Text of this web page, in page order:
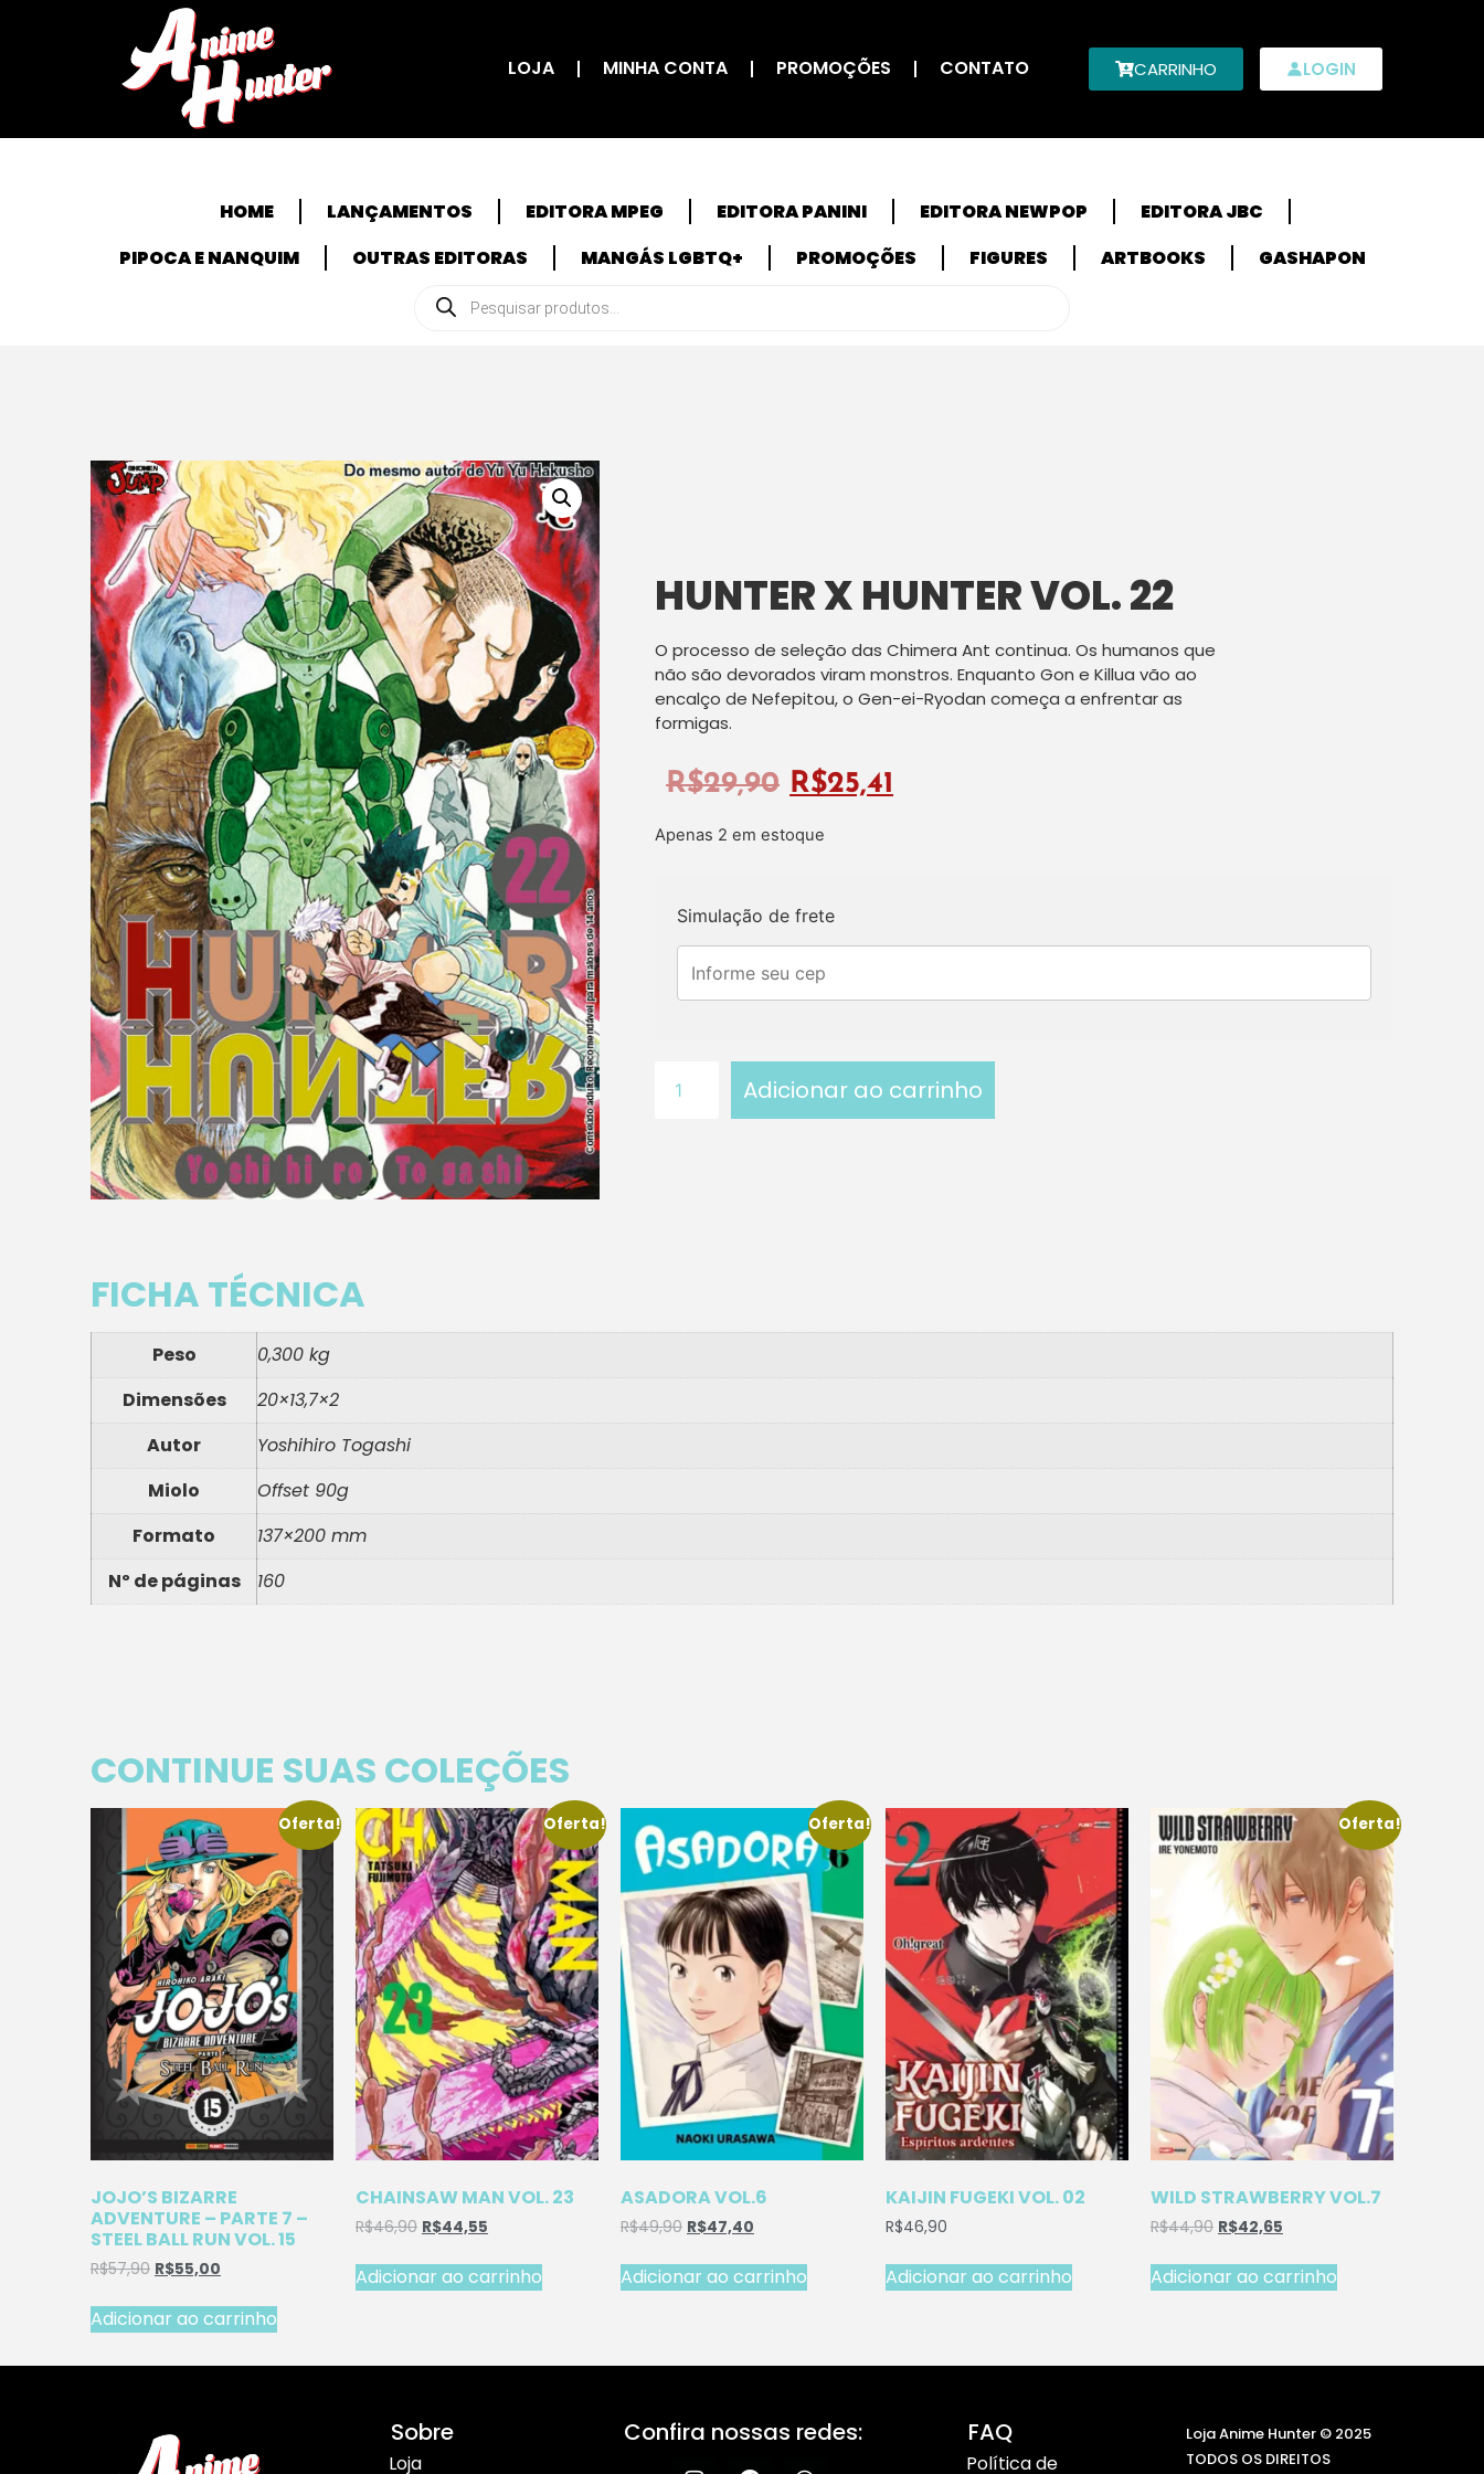
LOJA MINHA CONTA PROMOÇÕES CONTATO CARRINHO LOGIN
HOME LANÇAMENTOS EDITORA MPEG EDITORA PANINI EDITORA NEWPOP
EDITORA JBC
PIPOCA E NANQUIM
OUTRAS EDITORAS MANGÁS LGBTQ+ PROMOÇÕES FIGURES ARTBOOKS GASHAPON
HUNTER X HUNTER VOL. 22
O processo de seleção das Chimera Ant continua. Os humanos que
não são devorados viram monstros. Enquanto Gon e Killua vão ao
encalço de Nefepitou, o Gen-ei-Ryodan começa a enfrentar as
formigas.
R$29,90 R$25,41
Apenas 2 em estoque
Simulação de frete
Adicionar ao carrinho
FICHA TÉCNICA
Peso
0,300 kg
Dimensões
20×13,7×2
Autor
Yoshihiro Togashi
Miolo
Offset 90g
Formato
137×200 mm
Nº de páginas
160
CONTINUE SUAS COLEÇÕES
Oferta!
JOJO’S BIZARRE
ADVENTURE – PARTE 7 –
STEEL BALL RUN VOL. 15
R$57,90 R$55,00
Adicionar ao carrinho
Oferta!
CHAINSAW MAN VOL. 23
R$46,90 R$44,55
Adicionar ao carrinho
Oferta!
ASADORA VOL.6
R$49,90 R$47,40
Adicionar ao carrinho
KAIJIN FUGEKI VOL. 02
R$46,90
Adicionar ao carrinho
Oferta!
WILD STRAWBERRY VOL.7
R$44,90 R$42,65
Adicionar ao carrinho
Sobre
Loja
Confira nossas redes: FAQ
Política de
Loja Anime Hunter © 2025
TODOS OS DIREITOS